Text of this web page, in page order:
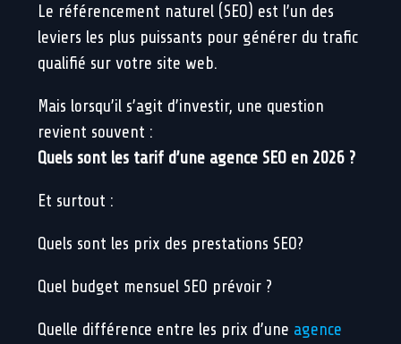
Le référencement naturel (SEO) est l’un des
leviers les plus puissants pour générer du trafic
qualifié sur votre site web.
Mais lorsqu’il s’agit d’investir, une question
revient souvent :
Quels sont les tarif d’une agence SEO en 2026 ?
Et surtout :
Quels sont les prix des prestations SEO?
Quel budget mensuel SEO prévoir ?
Quelle différence entre les prix d’une agence